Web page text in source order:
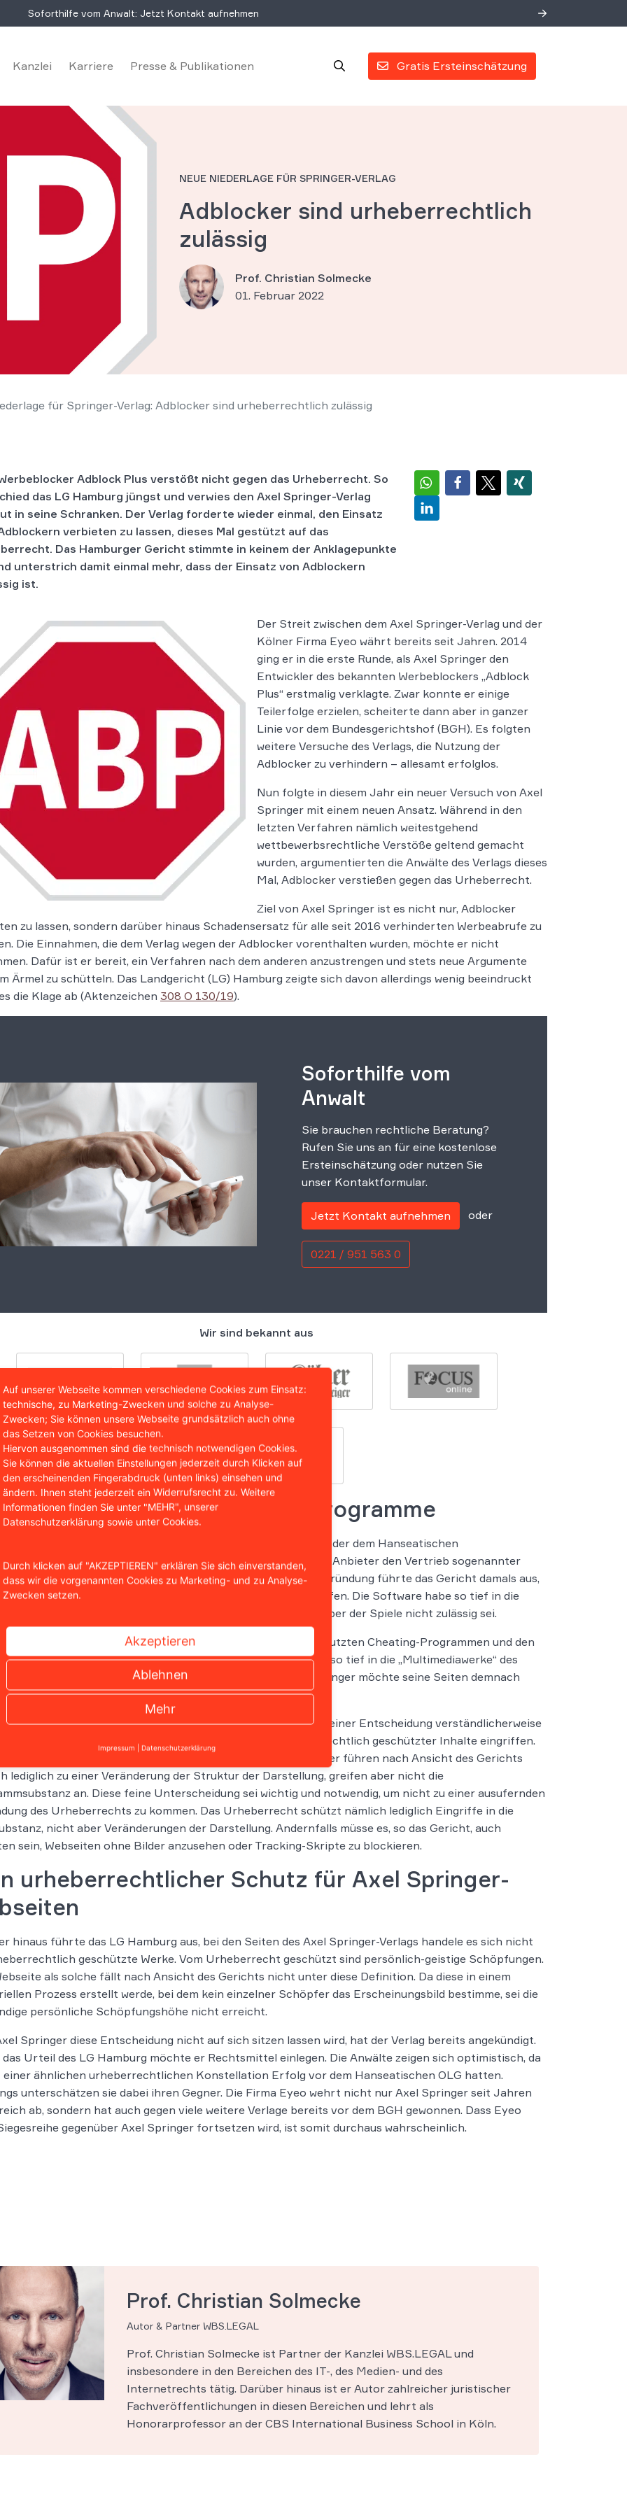
Soforthilfe vom Anwalt: Jetzt Kontakt aufnehmen
Gratis Ersteinschätzung
Kanzlei Karriere Presse & Publikationen
NEUE NIEDERLAGE FÜR SPRINGER-VERLAG
Adblocker sind urheberrechtlich
zulässig
Prof. Christian Solmecke
01. Februar 2022
für Springer-Verlag: Adblocker sind urheberrechtlich zulässig
Adblock Plus verstößt nicht gegen das Urheberrecht. So
das LG Hamburg jüngst und verwies den Axel Springer-Verlag
in seine Schranken. Der Verlag forderte wieder einmal, den Einsatz
verbieten zu lassen, dieses Mal gestützt auf das
Das Hamburger Gericht stimmte in keinem der Anklagepunkte
unterstrich damit einmal mehr, dass der Einsatz von Adblockern
ist.
Der Streit zwischen dem Axel Springer-Verlag und der
Kölner Firma Eyeo währt bereits seit Jahren. 2014
ging er in die erste Runde, als Axel Springer den
Entwickler des bekannten Werbeblockers „Adblock
Plus“ erstmalig verklagte. Zwar konnte er einige
Teilerfolge erzielen, scheiterte dann aber in ganzer
Linie vor dem Bundesgerichtshof (BGH). Es folgten
weitere Versuche des Verlags, die Nutzung der
Adblocker zu verhindern – allesamt erfolglos.
Nun folgte in diesem Jahr ein neuer Versuch von Axel
Springer mit einem neuen Ansatz. Während in den
letzten Verfahren nämlich weitestgehend
wettbewerbsrechtliche Verstöße geltend gemacht
wurden, argumentierten die Anwälte des Verlags dieses
Mal, Adblocker verstießen gegen das Urheberrecht.
Ziel von Axel Springer ist es nicht nur, Adblocker
zu lassen, sondern darüber hinaus Schadensersatz für alle seit 2016 verhinderten Werbeabrufe zu
Die Einnahmen, die dem Verlag wegen der Adblocker vorenthalten wurden, möchte er nicht
Dafür ist er bereit, ein Verfahren nach dem anderen anzustrengen und stets neue Argumente
Ärmel zu schütteln. Das Landgericht (LG) Hamburg zeigte sich davon allerdings wenig beeindruckt
die Klage ab (Aktenzeichen 308 O 130/19).
Soforthilfe vom
Anwalt
Sie brauchen rechtliche Beratung?
Rufen Sie uns an für eine kostenlose
Ersteinschätzung oder nutzen Sie
unser Kontaktformular.
Jetzt Kontakt aufnehmen oder
0221 / 951 563 0
Wir sind bekannt aus
sind keine Cheating-Programme
Klageschrift verwies Axel Springer auf einen Präzedenzfall, der dem Hanseatischen
(OLG) 2012 vorlag. Darin hatte das Gericht einem Anbieter den Vertrieb sogenannter
Programme für die Playstation Portable verboten. Als Begründung führte das Gericht damals aus,
Software könnten sich Spieler unzulässige Vorteile verschaffen. Die Software habe so tief in die
eingegriffen, dass dies ohne Genehmigung der Urheber der Spiele nicht zulässig sei.
des Verlags zogen die Parallele zwischen den damals genutzten Cheating-Programmen und den
von heute. Sie sind der Ansicht, dass auch die Adblocker so tief in die „Multimediawerke“ des
eingreifen, dass eine Genehmigung erforderlich sei. Axel Springer möchte seine Seiten demnach
Gesamtkunstwerk schützen lassen.
Hamburg zog die Analogie zu den Cheating-Programmen in seiner Entscheidung verständlicherweise
sei zwar richtig, dass Adblocker in die Darstellung urheberrechtlich geschützter Inhalte eingriffen.
aber an einer Manipulation der Dateien als solcher. Adblocker führen nach Ansicht des Gerichts
lediglich zu einer Veränderung der Struktur der Darstellung, greifen aber nicht die
an. Diese feine Unterscheidung sei wichtig und notwendig, um nicht zu einer ausufernden
des Urheberrechts zu kommen. Das Urheberrecht schützt nämlich lediglich Eingriffe in die
nicht aber Veränderungen der Darstellung. Andernfalls müsse es, so das Gericht, auch
sein, Webseiten ohne Bilder anzusehen oder Tracking-Skripte zu blockieren.
urheberrechtlicher Schutz für Axel Springer-
hinaus führte das LG Hamburg aus, bei den Seiten des Axel Springer-Verlags handele es sich nicht
geschützte Werke. Vom Urheberrecht geschützt sind persönlich-geistige Schöpfungen.
als solche fällt nach Ansicht des Gerichts nicht unter diese Definition. Da diese in einem
Prozess erstellt werde, bei dem kein einzelner Schöpfer das Erscheinungsbild bestimme, sei die
persönliche Schöpfungshöhe nicht erreicht.
Springer diese Entscheidung nicht auf sich sitzen lassen wird, hat der Verlag bereits angekündigt.
das Urteil des LG Hamburg möchte er Rechtsmittel einlegen. Die Anwälte zeigen sich optimistisch, da
einer ähnlichen urheberrechtlichen Konstellation Erfolg vor dem Hanseatischen OLG hatten.
unterschätzen sie dabei ihren Gegner. Die Firma Eyeo wehrt nicht nur Axel Springer seit Jahren
ab, sondern hat auch gegen viele weitere Verlage bereits vor dem BGH gewonnen. Dass Eyeo
gegenüber Axel Springer fortsetzen wird, ist somit durchaus wahrscheinlich.
Prof. Christian Solmecke
Autor & Partner WBS.LEGAL
Prof. Christian Solmecke ist Partner der Kanzlei WBS.LEGAL und
insbesondere in den Bereichen des IT-, des Medien- und des
Internetrechts tätig. Darüber hinaus ist er Autor zahlreicher juristischer
Fachveröffentlichungen in diesen Bereichen und lehrt als
Honorarprofessor an der CBS International Business School in Köln.
Auf unserer Webseite kommen verschiedene Cookies zum Einsatz:
technische, zu Marketing-Zwecken und solche zu Analyse-
Zwecken; Sie können unsere Webseite grundsätzlich auch ohne
das Setzen von Cookies besuchen.
Hiervon ausgenommen sind die technisch notwendigen Cookies.
Sie können die aktuellen Einstellungen jederzeit durch Klicken auf
den erscheinenden Fingerabdruck (unten links) einsehen und
ändern. Ihnen steht jederzeit ein Widerrufsrecht zu. Weitere
Informationen finden Sie unter "MEHR", unserer
Datenschutzerklärung sowie unter Cookies.
Durch klicken auf "AKZEPTIEREN" erklären Sie sich einverstanden,
dass wir die vorgenannten Cookies zu Marketing- und zu Analyse-
Zwecken setzen.
Akzeptieren
Ablehnen
Mehr
Impressum Datenschutzerklärung